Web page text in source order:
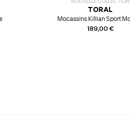
NOUVELLE COLLECTION
189,00 €
TORAL
Mocassins Killian Sport